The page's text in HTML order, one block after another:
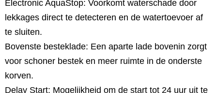
Electronic AquaStop: Voorkomt waterschade door
lekkages direct te detecteren en de watertoevoer af
te sluiten.
Bovenste besteklade: Een aparte lade bovenin zorgt
voor schoner bestek en meer ruimte in de onderste
korven.
Delay Start: Mogelijkheid om de start tot 24 uur uit te